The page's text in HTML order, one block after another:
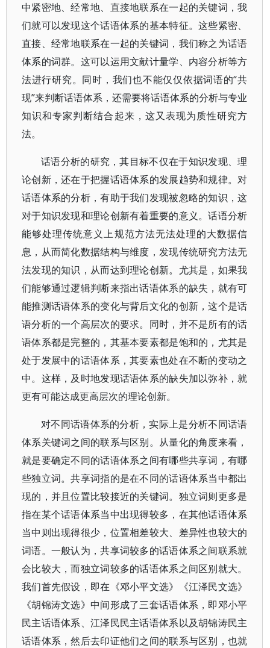
中紧密地、经常地、直接地联系在一起的关键词，我
们就可以发现这个话语体系的基本特征。这些紧密、
直接、经常地联系在一起的关键词，我们称之为话语
体系的词群。这可以运用文献计量学、内容分析等方
法进行研究。同时，我们也不能仅仅依据词语的“共
现”来判断话语体系，还需要将话语体系的分析与专业
知识和专家判断结合起来，这又表现为质性研究方
法。
话语分析的研究，其目标不仅在于知识发现、理
论创新，还在于把握话语体系的发展趋势和规律。对
话语体系的分析，有助于我们发现被忽略的知识，这
对于知识发现和理论创新有着重要的意义。话语分析
能够处理传统意义上规范方法无法处理的大数据信
息，从而简化数据结构与维度，发现传统研究方法无
法发现的知识，从而达到理论创新。尤其是，如果我
们能够通过逻辑判断来指出话语体系的缺失，就有可
能推测话语体系的变化与背后文化的创新，这个是话
语分析的一个高层次的要求。同时，并不是所有的话
语体系都是完整的，其基本要素都是饱和的，尤其是
处于发展中的话语体系，其要素也处在不断的变动之
中。这样，及时地发现话语体系的缺失加以弥补，就
更有可能达成更高层次的理论创新。
对不同话语体系的分析，实际上是分析不同话语
体系关键词之间的联系与区别。从量化的角度来看，
就是要确定不同的话语体系之间有哪些共享词，有哪
些独立词。共享词指的是在不同的话语体系当中都出
现的，并且位置比较接近的关键词。独立词则更多是
指在某个话语体系当中出现得较多，在其他话语体系
当中则出现得很少，位置相差较大、差异性也较大的
词语。一般认为，共享词较多的话语体系之间联系就
会比较大，而独立词较多的话语体系之间区别就大。
我们首先假设，即在《邓小平文选》《江泽民文选》
《胡锦涛文选》中间形成了三套话语体系，即邓小平
民主话语体系、江泽民民主话语体系以及胡锦涛民主
话语体系，然后去印证他们之间的联系与区别，也就